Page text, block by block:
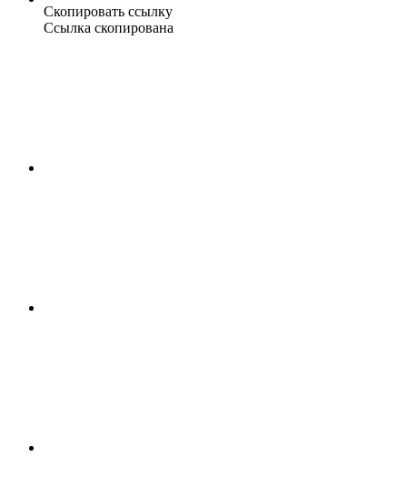
Скопировать ссылку
Ссылка скопирована